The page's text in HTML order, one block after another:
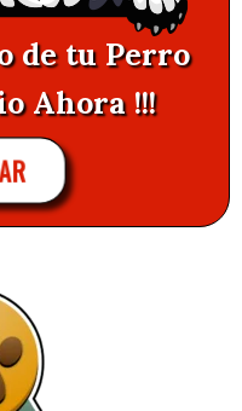
de tu Perro
Ahora !!!